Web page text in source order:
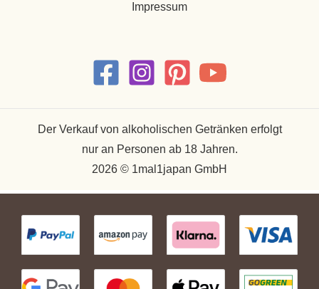
Impressum
Der Verkauf von alkoholischen Getränken erfolgt
nur an Personen ab 18 Jahren.
2026 © 1mal1japan GmbH